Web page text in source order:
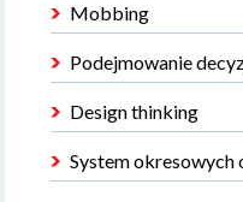
Mobbing
Podejmowanie
Design thinking
System okresowych